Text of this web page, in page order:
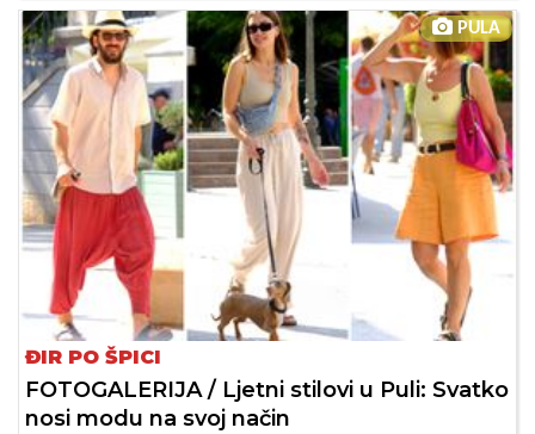
PULA
ĐIR PO ŠPICI
FOTOGALERIJA / Ljetni stilovi u Puli: Svatko
nosi modu na svoj način